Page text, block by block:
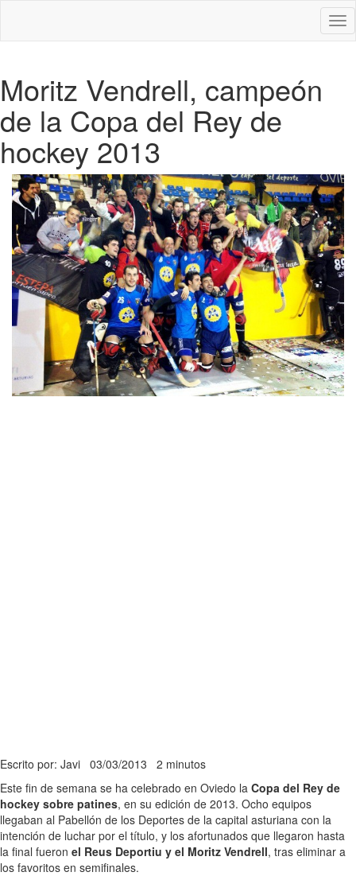
Moritz Vendrell, campeón
de la Copa del Rey de
hockey 2013
Escrito por: Javi 03/03/2013 2 minutos
Este fin de semana se ha celebrado en Oviedo la Copa del Rey de
hockey sobre patines, en su edición de 2013. Ocho equipos
llegaban al Pabellón de los Deportes de la capital asturiana con la
intención de luchar por el título, y los afortunados que llegaron hasta
la final fueron el Reus Deportiu y el Moritz Vendrell, tras eliminar a
los favoritos en semifinales.